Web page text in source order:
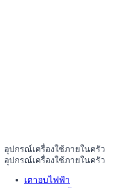
อุปกรณ์เครื่องใช้ภายในครัว
อุปกรณ์เครื่องใช้ภายในครัว
เตาอบไฟฟ้า